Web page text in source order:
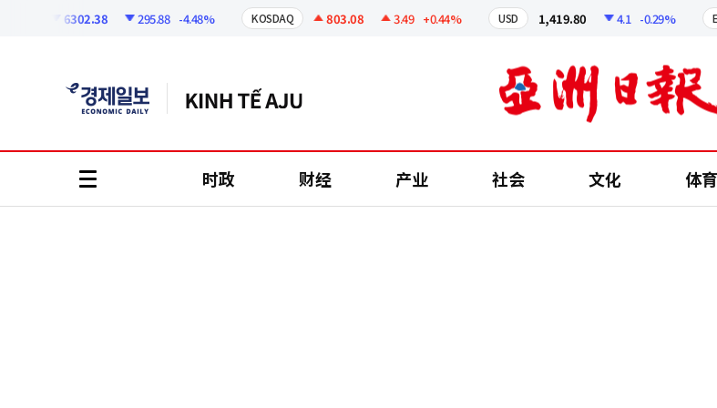
6302.38 295.88 -4.48% KOSDAQ 803.08 3.49 +0.44% USD 1,419.80 4.1 -0.29% EUR
时政 财经 产业 社会 文化 体育